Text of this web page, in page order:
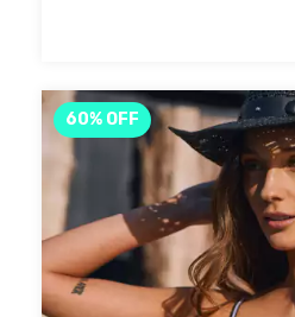
60% OFF